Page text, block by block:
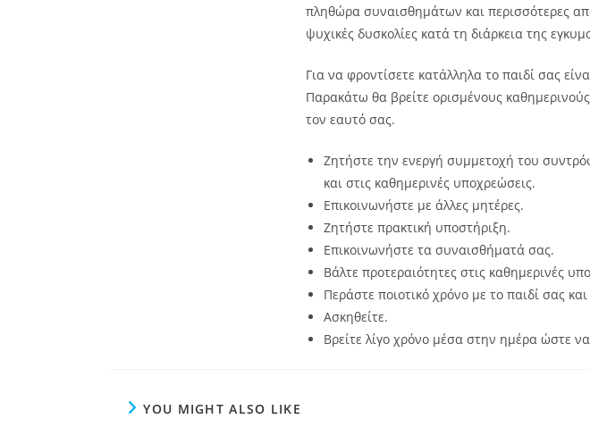
πληθώρα συναισθημάτων και περισσότερες
ψυχικές δυσκολίες κατά τη διάρκεια της
Για να φροντίσετε κατάλληλα το παιδί σας
Παρακάτω θα βρείτε ορισμένους
τον εαυτό σας.
Ζητήστε την ενεργή συμμετοχή του
και στις καθημερινές υποχρεώσεις.
Επικοινωνήστε με άλλες μητέρες.
Ζητήστε πρακτική υποστήριξη.
Επικοινωνήστε τα συναισθήματά σας.
Βάλτε προτεραιότητες στις καθημερινές
Περάστε ποιοτικό χρόνο με το παιδί σας
Ασκηθείτε.
Βρείτε λίγο χρόνο μέσα στην ημέρα ώστε
YOU MIGHT ALSO LIKE